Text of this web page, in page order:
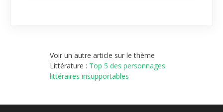
Voir un autre article sur le thème
Littérature : Top 5 des personnages
littéraires insupportables